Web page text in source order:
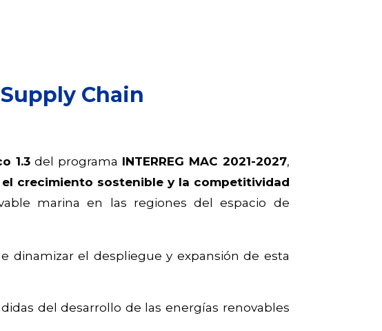
Chain
1.3del programa INTERREG MAC 2021-2027,
el crecimiento sostenible y la competitividad
marina en las regiones del espacio de
dinamizar el despliegue y expansión de esta
del desarrollo de las energías renovables